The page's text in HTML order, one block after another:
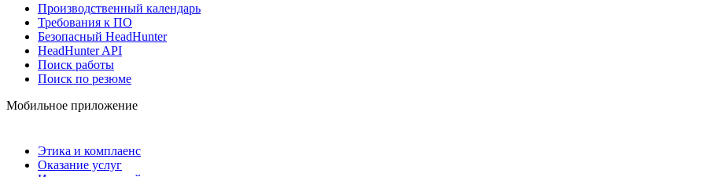
Производственный календарь
Требования к ПО
Безопасный HeadHunter
HeadHunter API
Поиск работы
Поиск по резюме
Мобильное приложение
Этика и комплаенс
Оказание услуг